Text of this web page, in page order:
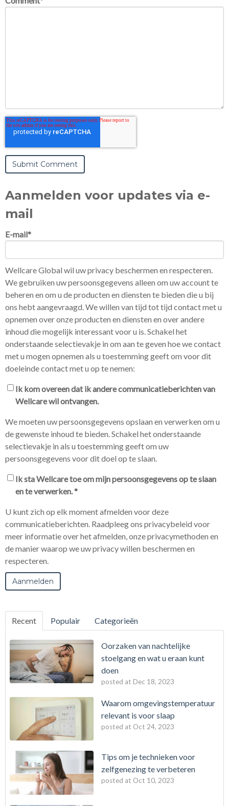
Aanmelden voor updates via e-
mail
E-mail*
Wellcare Global wil uw privacy beschermen en respecteren.
We gebruiken uw persoonsgegevens alleen om uw account te
beheren en om u de producten en diensten te bieden die u bij
ons hebt aangevraagd. We willen van tijd tot tijd contact met u
opnemen over onze producten en diensten en over andere
inhoud die mogelijk interessant voor u is. Schakel het
onderstaande selectievakje in om aan te geven hoe we contact
met u mogen opnemen als u toestemming geeft om voor dit
doeleinde contact met u op te nemen:
Ik kom overeen dat ik andere communicatieberichten van
Wellcare wil ontvangen.
We moeten uw persoonsgegevens opslaan en verwerken om u
de gewenste inhoud te bieden. Schakel het onderstaande
selectievakje in als u toestemming geeft om uw
persoonsgegevens voor dit doel op te slaan.
Ik sta Wellcare toe om mijn persoonsgegevens op te slaan
en te verwerken.*
U kunt zich op elk moment afmelden voor deze
communicatieberichten. Raadpleeg ons privacybeleid voor
meer informatie over het afmelden, onze privacymethoden en
de manier waarop we uw privacy willen beschermen en
respecteren.
Recent Populair Categorieën
Oorzaken van nachtelijke
stoelgang en wat u eraan kunt
doen
posted at Dec 18, 2023
Waarom omgevingstemperatuur
relevant is voor slaap
posted at Oct 24, 2023
Tips om je technieken voor
zelfgenezing te verbeteren
posted at Oct 10, 2023